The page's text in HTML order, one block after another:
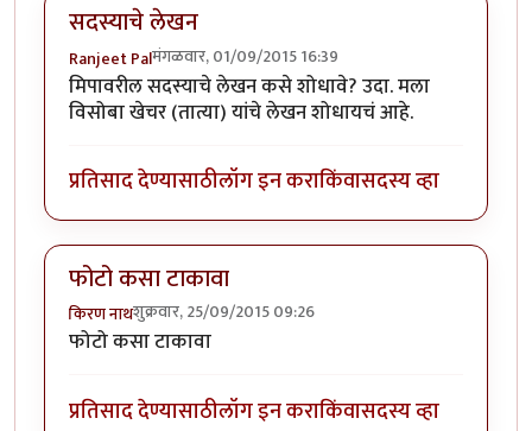
सदस्याचे लेखन
Ranjeet Palमंगळवार, 01/09/2015 16:39
मिपावरील सदस्याचे लेखन कसे शोधावे? उदा. मला
विसोबा खेचर (तात्या) यांचे लेखन शोधायचं आहे.
प्रतिसाद देण्यासाठीलॉग इन कराकिंवासदस्य व्हा
फोटो कसा टाकावा
किरण नाथशुक्रवार, 25/09/2015 09:26
फोटो कसा टाकावा
प्रतिसाद देण्यासाठीलॉग इन कराकिंवासदस्य व्हा